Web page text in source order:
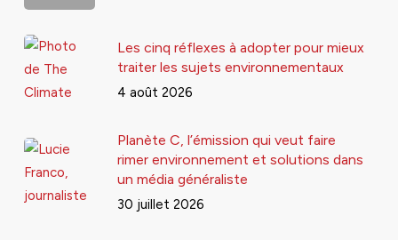
Les cinq réflexes à adopter pour mieux
traiter les sujets environnementaux
4 août 2026
Planète C, l’émission qui veut faire
rimer environnement et solutions dans
un média généraliste
30 juillet 2026